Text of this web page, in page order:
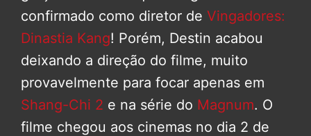
confirmado como diretor de Vingadores:
Dinastia Kang! Porém, Destin acabou
deixando a direção do filme, muito
provavelmente para focar apenas em
Shang-Chi 2 e na série do Magnum. O
filme chegou aos cinemas no dia 2 de